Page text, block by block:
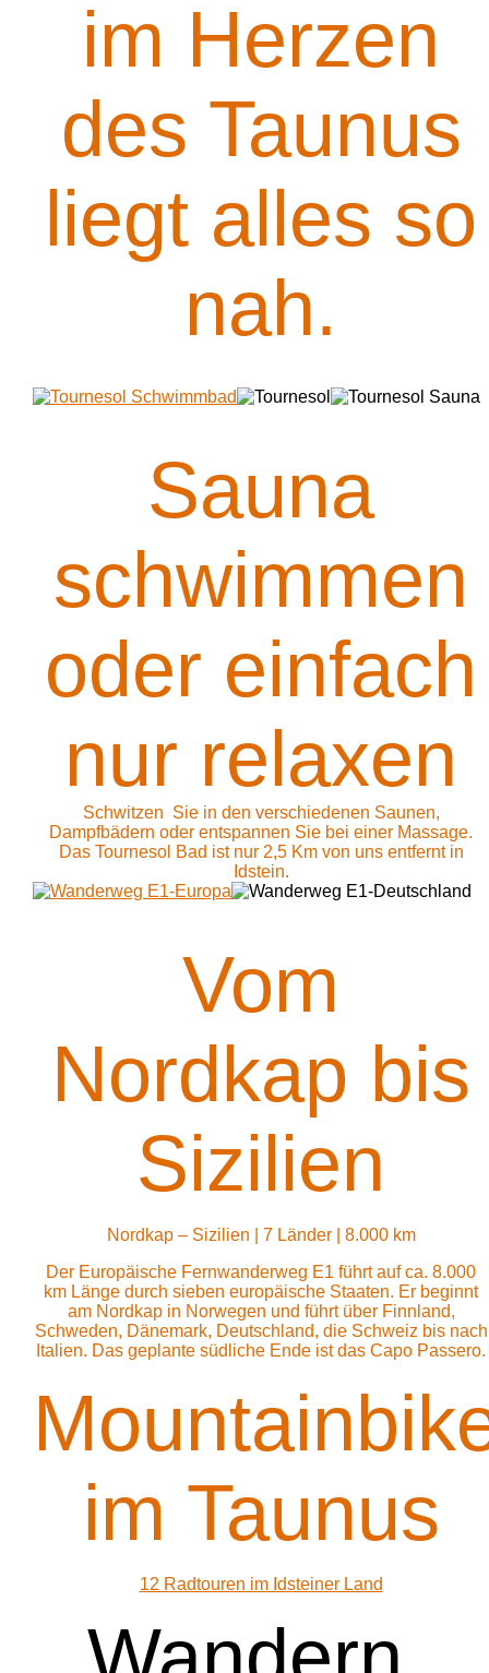
im Herzen
des Taunus
liegt alles so
nah.
Sauna
schwimmen
oder einfach
nur relaxen
Schwitzen Sie in den verschiedenen Saunen,
Dampfbädern oder entspannen Sie bei einer Massage.
Das Tournesol Bad ist nur 2,5 Km von uns entfernt in
Idstein.
Vom
Nordkap bis
Sizilien
Nordkap – Sizilien | 7 Länder | 8.000 km
Der Europäische Fernwanderweg E1 führt auf ca. 8.000
km Länge durch sieben europäische Staaten. Er beginnt
am Nordkap in Norwegen und führt über Finnland,
Schweden, Dänemark, Deutschland, die Schweiz bis nach
Italien. Das geplante südliche Ende ist das Capo Passero.
im Taunus
12 Radtouren im Idsteiner Land